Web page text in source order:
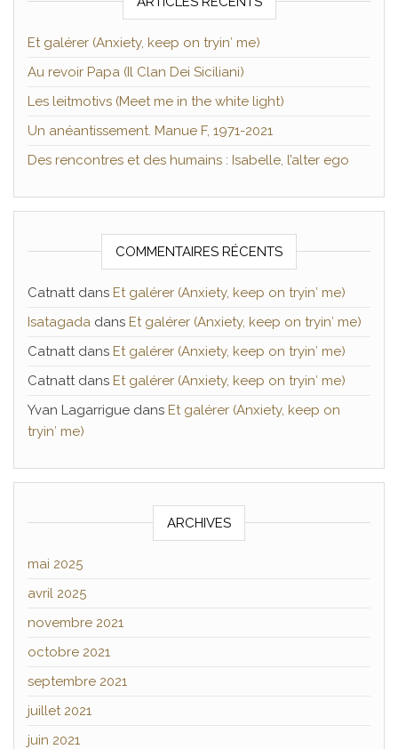
Et galérer (Anxiety, keep on tryin′ me)
Au revoir Papa (Il Clan Dei Siciliani)
Les leitmotivs (Meet me in the white light)
Un anéantissement. Manue F, 1971-2021
Des rencontres et des humains : Isabelle, l’alter ego
COMMENTAIRES RÉCENTS
Catnattdans Et galérer (Anxiety, keep on tryin′ me)
Isatagada dans Et galérer (Anxiety, keep on tryin′ me)
Catnattdans Et galérer (Anxiety, keep on tryin′ me)
Catnattdans Et galérer (Anxiety, keep on tryin′ me)
Yvan Lagarrigue dans Et galérer (Anxiety, keep on
tryin′ me)
ARCHIVES
mai 2025
avril 2025
novembre 2021
octobre 2021
septembre 2021
juillet 2021
juin 2021